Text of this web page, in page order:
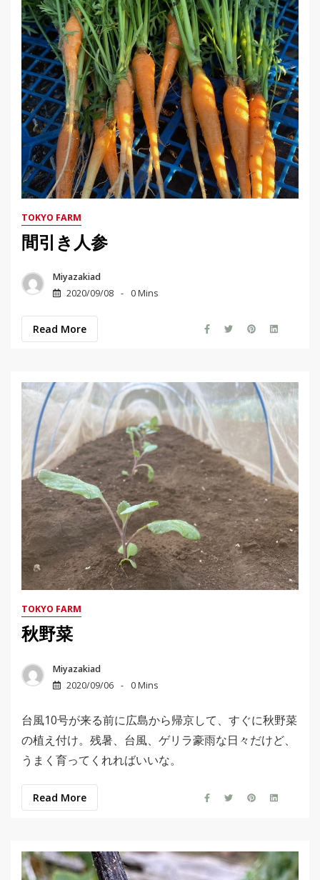
TOKYO FARM
間引き人参
Miyazakiad
2020/09/08
0 Mins
Read More
TOKYO FARM
秋野菜
Miyazakiad
2020/09/06
0 Mins
台風10号が来る前に広島から帰京して、すぐに秋野菜
の植え付け。残暑、台風、ゲリラ豪雨な日々だけど、
うまく育ってくれればいいな。
Read More